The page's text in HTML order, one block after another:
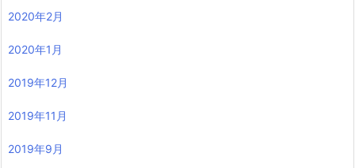
2020年2月
2020年1月
2019年12月
2019年11月
2019年9月